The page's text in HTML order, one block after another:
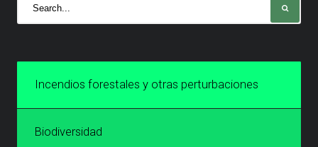
Incendios forestales y otras perturbaciones
Biodiversidad